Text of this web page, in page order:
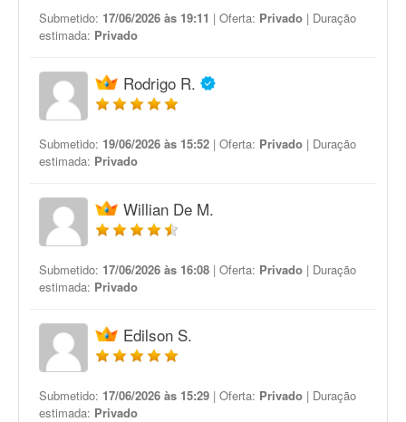
Submetido: 17/06/2026 às 19:11 | Oferta: Privado | Duração
estimada: Privado
Rodrigo R.
Submetido: 19/06/2026 às 15:52 | Oferta: Privado | Duração
estimada: Privado
Willian De M.
Submetido: 17/06/2026 às 16:08 | Oferta: Privado | Duração
estimada: Privado
Edilson S.
Submetido: 17/06/2026 às 15:29 | Oferta: Privado | Duração
estimada: Privado